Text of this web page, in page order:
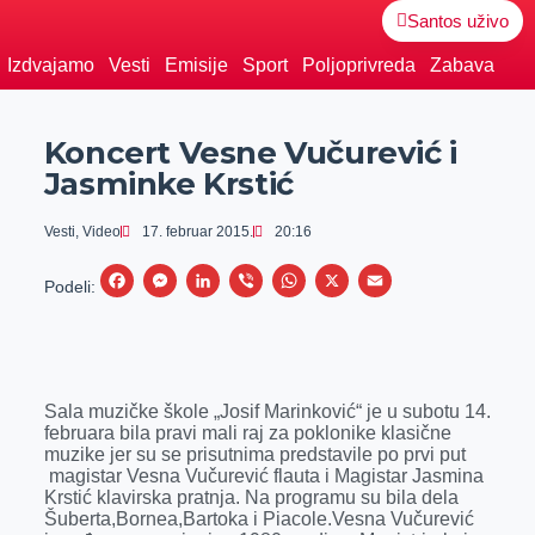
Santos uživo
Izdvajamo Vesti Emisije Sport Poljoprivreda Zabava
Koncert Vesne Vučurević i
Jasminke Krstić
Vesti, Video 17. februar 2015. 20:16
Podeli:
F
b
o
o
k
M
e
n
g
e
L
e
d
I
n
V
r
W
s
A
p
p
X
E
l
Sala muzičke škole „Josif Marinković“ je u subotu 14.
februara bila pravi mali raj za poklonike klasične
muzike jer su se prisutnima predstavile po prvi put
magistar Vesna Vučurević flauta i Magistar Jasmina
Krstić klavirska pratnja. Na programu su bila dela
Šuberta,Bornea,Bartoka i Piacole.Vesna Vučurević